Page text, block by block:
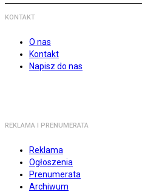
KONTAKT
O nas
Kontakt
Napisz do nas
REKLAMA I PRENUMERATA
Reklama
Ogłoszenia
Prenumerata
Archiwum